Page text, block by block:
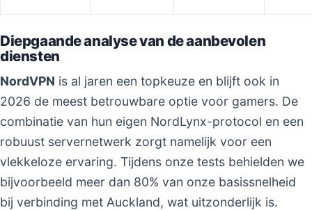
Diepgaande analyse van de aanbevolen
diensten
NordVPN is al jaren een topkeuze en blijft ook in
2026 de meest betrouwbare optie voor gamers. De
combinatie van hun eigen NordLynx-protocol en een
robuust servernetwerk zorgt namelijk voor een
vlekkeloze ervaring. Tijdens onze tests behielden we
bijvoorbeeld meer dan 80% van onze basissnelheid
bij verbinding met Auckland, wat uitzonderlijk is.